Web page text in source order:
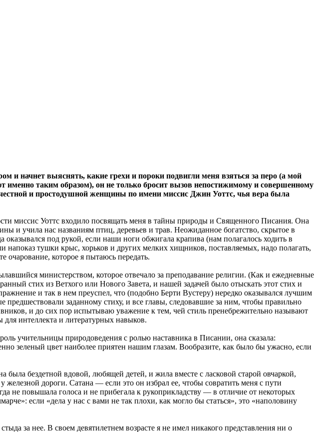
и начнет выяснять, какие грехи и пороки подвигли меня взяться за перо (а мой
именно таким образом), он не только бросит вызов непостижимому и совершенному
и простодушной женщины по имени миссис Джин Уоттс, чья вера была
миссис Уоттс входило посвящать меня в тайны природы и Священного Писания. Она
и учила нас названиям птиц, деревьев и трав. Неожиданное богатство, скрытое в
под рукой, если наши ноги обжигала крапива (нам полагалось ходить в
напоказ тушки крыс, хорьков и других мелких хищников, поставляемых, надо полагать,
которое я пытаюсь передать.
министерством, которое отвечало за преподавание религии. (Как и ежедневные
стих из Ветхого или Нового Завета, и нашей задачей было отыскать этот стих и
и так в нем преуспел, что (подобно Берти Вустеру) нередко оказывался лучшим
заданному стиху, и все главы, следовавшие за ним, чтобы правильно
и до сих пор испытываю уважение к тем, чей стиль пренебрежительно называют
интеллекта и литературных навыков.
учительницы природоведения с ролью наставника в Писании, она сказала:
зеленый цвет наиболее приятен нашим глазам. Вообразите, как было бы ужасно, если
была бездетной вдовой, любящей детей, и жила вместе с ласковой старой овчаркой,
дороги. Сатана — если это он избрал ее, чтобы совратить меня с пути
не повышала голоса и не прибегала к рукоприкладству — в отличие от некоторых
если «дела у нас с вами не так плохи, как могло бы статься», это «наполовину
за нее. В своем девятилетнем возрасте я не имел никакого представления ни о